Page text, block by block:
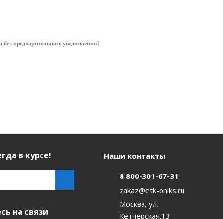
предварительного уведомления!
в курсе!
на связи
Наши контакты
8 800-301-67-31
zakaz@etk-oniks.ru
Москва, ул.
Кетчерская,13